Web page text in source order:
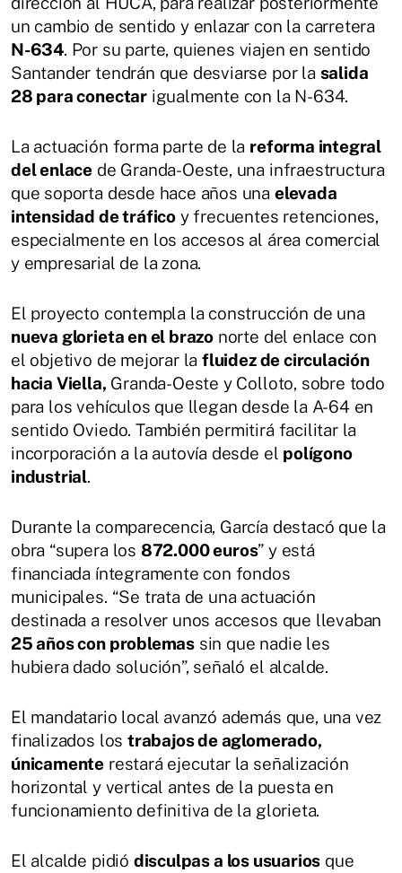
un cambio de sentido y enlazar con la carretera
N-634. Por su parte, quienes viajen en sentido
Santander tendrán que desviarse por la salida
28 para conectarigualmente con la N-634.
La actuación forma parte de la reforma integral
del enlace de Granda-Oeste, una infraestructura
que soporta desde hace años una elevada
intensidad de tráfico y frecuentes retenciones,
especialmente en los accesos al área comercial
y empresarial de la zona.
El proyecto contempla la construcción de una
nueva glorieta en el brazo norte del enlace con
el objetivo de mejorar lafluidez de circulación
hacia Viella, Granda-Oeste y Colloto, sobre todo
para los vehículos que llegan desde la A-64 en
sentido Oviedo. También permitirá facilitar la
incorporación a la autovía desde el polígono
industrial.
Durante la comparecencia, García destacó que la
obra “supera los 872.000 euros” y está
financiada íntegramente con fondos
municipales. “Se trata de una actuación
destinada a resolver unos accesos que llevaban
25 años con problemas sin que nadie les
hubiera dado solución”, señaló el alcalde.
El mandatario local avanzó además que, una vez
finalizados los trabajos de aglomerado,
únicamente restará ejecutar la señalización
horizontal y vertical antes de la puesta en
funcionamiento definitiva de la glorieta.
El alcalde pidió disculpas a los usuarios que